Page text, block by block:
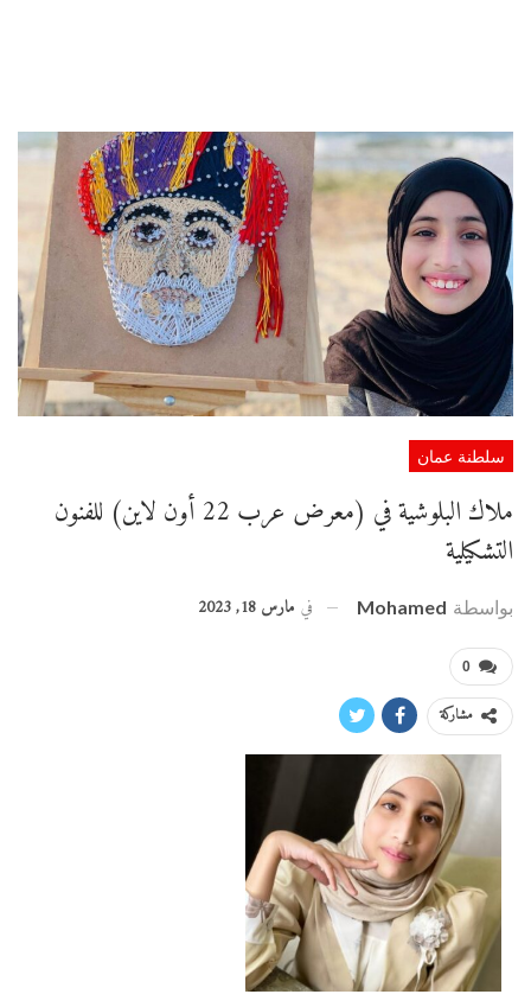
سلطنة عمان
ملاك البلوشية في (معرض عرب 22 أون لاين) للفنون
التشكيلية
بواسطة Mohamed في مارس 18, 2023
0
مشاركة